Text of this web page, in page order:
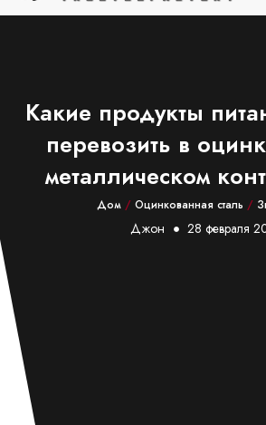
Какие продукты
перевозить в
металлическом
Дом/ Оцинкованная сталь /
Джон 28 февраля